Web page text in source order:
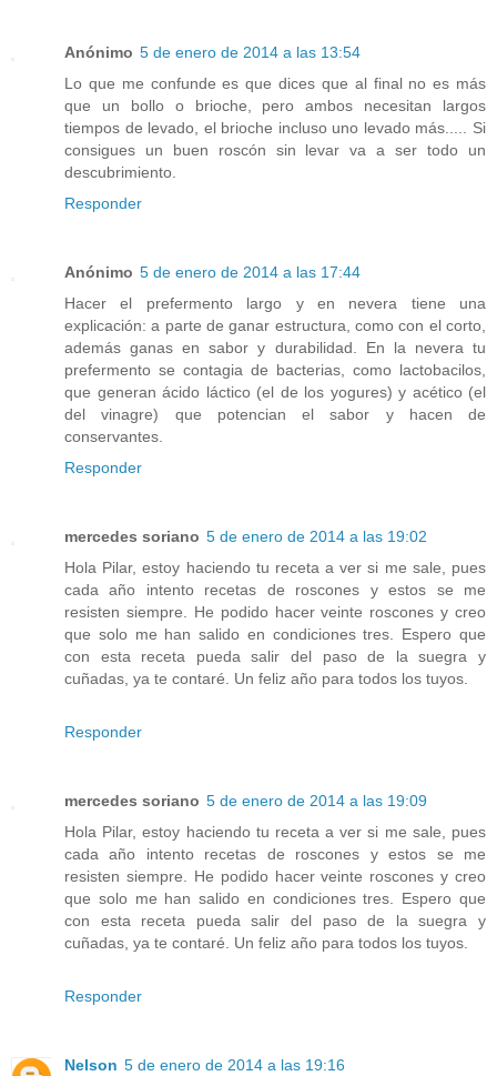
Anónimo 5 de enero de 2014 a las 13:54
Lo que me confunde es que dices que al final no es más
que un bollo o brioche, pero ambos necesitan largos
tiempos de levado, el brioche incluso uno levado más..... Si
consigues un buen roscón sin levar va a ser todo un
descubrimiento.
Responder
Anónimo 5 de enero de 2014 a las 17:44
Hacer el prefermento largo y en nevera tiene una
explicación: a parte de ganar estructura, como con el corto,
además ganas en sabor y durabilidad. En la nevera tu
prefermento se contagia de bacterias, como lactobacilos,
que generan ácido láctico (el de los yogures) y acético (el
del vinagre) que potencian el sabor y hacen de
conservantes.
Responder
mercedes soriano 5 de enero de 2014 a las 19:02
Hola Pilar, estoy haciendo tu receta a ver si me sale, pues
cada año intento recetas de roscones y estos se me
resisten siempre. He podido hacer veinte roscones y creo
que solo me han salido en condiciones tres. Espero que
con esta receta pueda salir del paso de la suegra y
cuñadas, ya te contaré. Un feliz año para todos los tuyos.
Responder
mercedes soriano 5 de enero de 2014 a las 19:09
Hola Pilar, estoy haciendo tu receta a ver si me sale, pues
cada año intento recetas de roscones y estos se me
resisten siempre. He podido hacer veinte roscones y creo
que solo me han salido en condiciones tres. Espero que
con esta receta pueda salir del paso de la suegra y
cuñadas, ya te contaré. Un feliz año para todos los tuyos.
Responder
Nelson 5 de enero de 2014 a las 19:16